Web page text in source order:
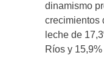
dinamismo
crecimientos
leche de
Ríos y